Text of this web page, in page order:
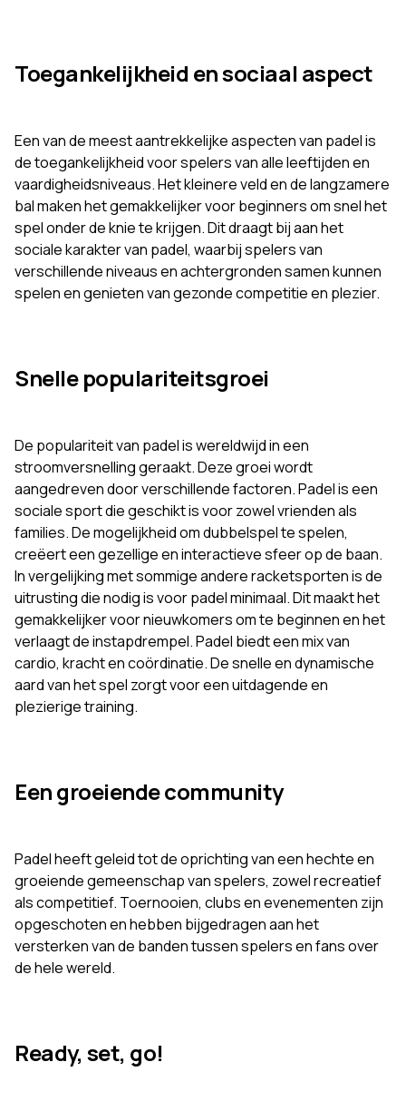
Toegankelijkheid en sociaal aspect
Een van de meest aantrekkelijke aspecten van padel is
de toegankelijkheid voor spelers van alle leeftijden en
vaardigheidsniveaus. Het kleinere veld en de langzamere
bal maken het gemakkelijker voor beginners om snel het
spel onder de knie te krijgen. Dit draagt bij aan het
sociale karakter van padel, waarbij spelers van
verschillende niveaus en achtergronden samen kunnen
spelen en genieten van gezonde competitie en plezier.
Snelle populariteitsgroei
De populariteit van padel is wereldwijd in een
stroomversnelling geraakt. Deze groei wordt
aangedreven door verschillende factoren. Padel is een
sociale sport die geschikt is voor zowel vrienden als
families. De mogelijkheid om dubbelspel te spelen,
creëert een gezellige en interactieve sfeer op de baan.
In vergelijking met sommige andere racketsporten is de
uitrusting die nodig is voor padel minimaal. Dit maakt het
gemakkelijker voor nieuwkomers om te beginnen en het
verlaagt de instapdrempel. Padel biedt een mix van
cardio, kracht en coördinatie. De snelle en dynamische
aard van het spel zorgt voor een uitdagende en
plezierige training.
Een groeiende community
Padel heeft geleid tot de oprichting van een hechte en
groeiende gemeenschap van spelers, zowel recreatief
als competitief. Toernooien, clubs en evenementen zijn
opgeschoten en hebben bijgedragen aan het
versterken van de banden tussen spelers en fans over
de hele wereld.
Ready, set, go!